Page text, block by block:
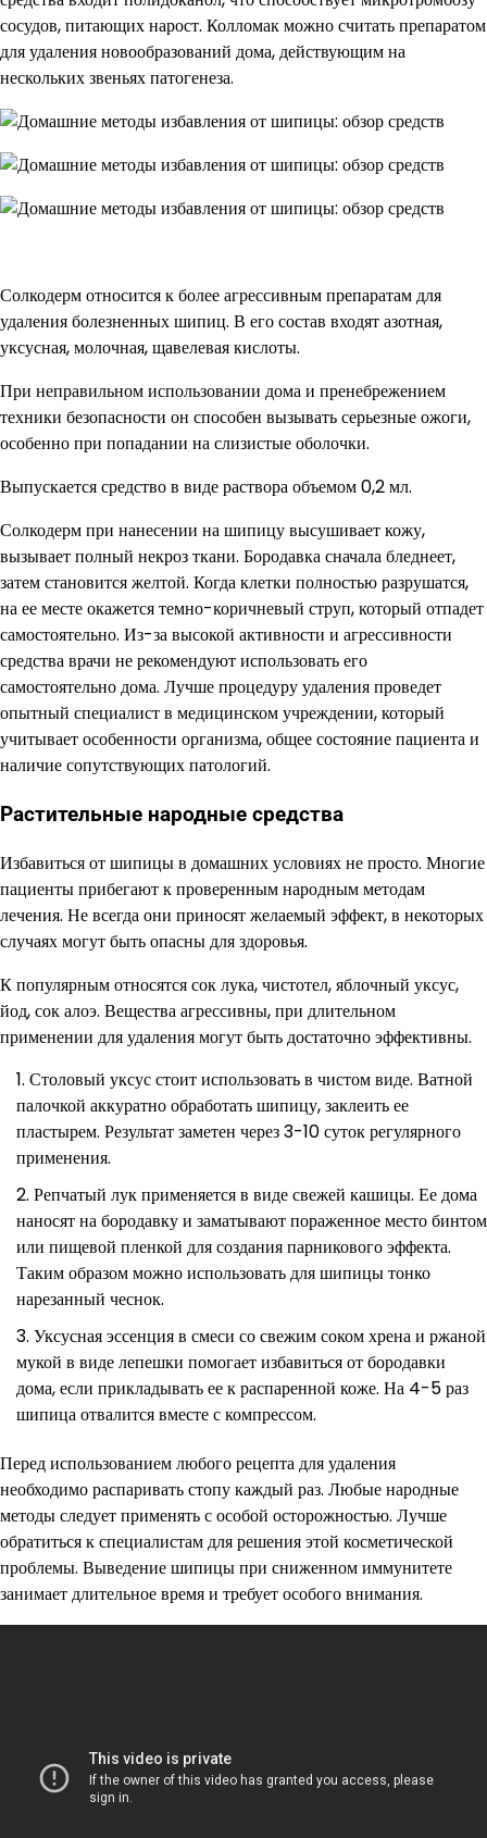
сосудов, питающих нарост. Колломак можно считать препаратом
для удаления новообразований дома, действующим на
нескольких звеньях патогенеза.
Солкодерм относится к более агрессивным препаратам для
удаления болезненных шипиц. В его состав входят азотная,
уксусная, молочная, щавелевая кислоты.
При неправильном использовании дома и пренебрежением
техники безопасности он способен вызывать серьезные ожоги,
особенно при попадании на слизистые оболочки.
Выпускается средство в виде раствора объемом 0,2 мл.
Солкодерм при нанесении на шипицу высушивает кожу,
вызывает полный некроз ткани. Бородавка сначала бледнеет,
затем становится желтой. Когда клетки полностью разрушатся,
на ее месте окажется темно-коричневый струп, который отпадет
самостоятельно. Из-за высокой активности и агрессивности
средства врачи не рекомендуют использовать его
самостоятельно дома. Лучше процедуру удаления проведет
опытный специалист в медицинском учреждении, который
учитывает особенности организма, общее состояние пациента и
наличие сопутствующих патологий.
Растительные народные средства
Избавиться от шипицы в домашних условиях не просто. Многие
пациенты прибегают к проверенным народным методам
лечения. Не всегда они приносят желаемый эффект, в некоторых
случаях могут быть опасны для здоровья.
К популярным относятся сок лука, чистотел, яблочный уксус,
йод, сок алоэ. Вещества агрессивны, при длительном
применении для удаления могут быть достаточно эффективны.
Столовый уксус стоит использовать в чистом виде. Ватной
палочкой аккуратно обработать шипицу, заклеить ее
пластырем. Результат заметен через 3-10 суток регулярного
применения.
Репчатый лук применяется в виде свежей кашицы. Ее дома
наносят на бородавку и заматывают пораженное место бинтом
или пищевой пленкой для создания парникового эффекта.
Таким образом можно использовать для шипицы тонко
нарезанный чеснок.
Уксусная эссенция в смеси со свежим соком хрена и ржаной
мукой в виде лепешки помогает избавиться от бородавки
дома, если прикладывать ее к распаренной коже. На 4-5 раз
шипица отвалится вместе с компрессом.
Перед использованием любого рецепта для удаления
необходимо распаривать стопу каждый раз. Любые народные
методы следует применять с особой осторожностью. Лучше
обратиться к специалистам для решения этой косметической
проблемы. Выведение шипицы при сниженном иммунитете
занимает длительное время и требует особого внимания.